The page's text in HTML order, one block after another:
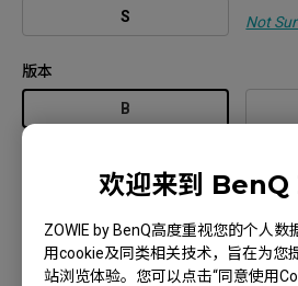
欢迎来到
ZOWIE by BenQ高度重视您的个人数
用cookie及同类相关技术，旨在为您
站浏览体验。您可以点击“同意使用
S Not
版本
B
停售